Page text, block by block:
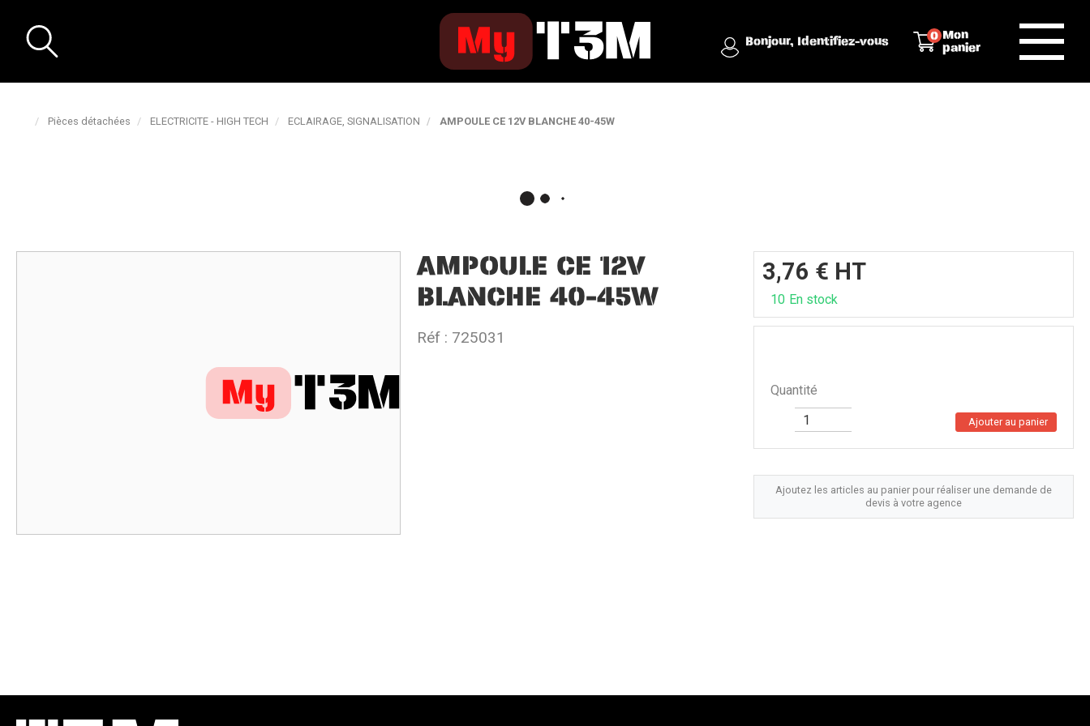
Bonjour, Identifiez-vous
Mon
panier
0
Pièces détachées ELECTRICITE - HIGH TECH ECLAIRAGE, SIGNALISATION AMPOULE CE 12V BLANCHE 40-45W
AMPOULE CE 12V
BLANCHE 40-45W
Réf : 725031
Ajoutez les articles au panier pour réaliser une demande de
devis à votre agence
3,76 € HT
10 En stock
Quantité
Ajouter au panier